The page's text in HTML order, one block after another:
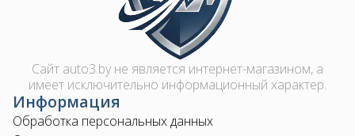
Сайт auto3.by не является интернет-магазином, а
имеет исключительно информационный характер.
Информация
Обработка персональных данных